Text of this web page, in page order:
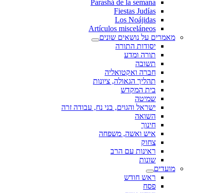
Parashá de la semana
Fiestas Judías
Los Noájidas
Artículos misceláneos
מאמרים על נושאים שונים
יסודות התורה
תורה ומדע
תשובה
חברה ואקטואליה
תהליך הגאולה, ציונות
בית המקדש
שמיטה
ישראל והגוים, בני נח, עבודה זרה
השואה
חינוך
איש ואשה, משפחה
צחוק
ראינות עם הרב
שונות
מועדים
ראש חודש
פסח